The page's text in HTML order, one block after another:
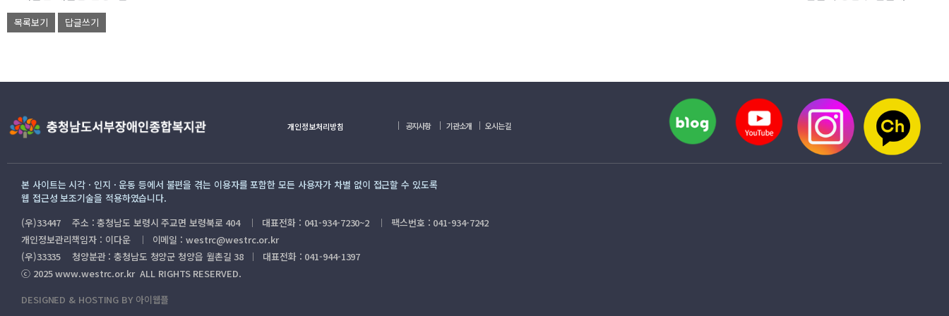
목록보기 답글쓰기
개인정보처리방침 ｜ 공지사항 ｜ 기관소개 ｜ 오시는길
본 사이트는 시각 · 인지 · 운동 등에서 불편을 겪는 이용자를 포함한 모든 사용자가 차별 없이 접근할 수 있도록
웹 접근성 보조기술을 적용하였습니다.
(우)33447 주소 : 충청남도 보령시 주교면 보령북로 404
｜ 대표전화 : 041-934-7230~2 ｜
팩스번호 : 041-934-7242
개인정보관리책임자 : 이다운
｜
이메일 : westrc@westrc.or.kr
(우)33335 청양분관 : 충청남도 청양군 청양읍 월촌길 38
｜
대표전화 : 041-944-1397
ⓒ 2025 www.westrc.or.kr ALL RIGHTS RESERVED.
DESIGNED & HOSTING BY 아이웹플